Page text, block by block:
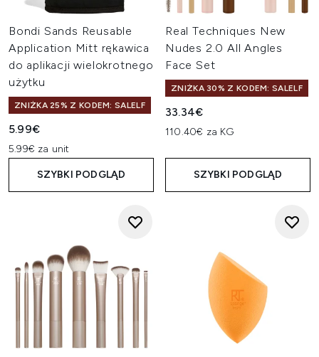
Bondi Sands Reusable
Application Mitt rękawica
do aplikacji wielokrotnego
użytku
ZNIŻKA 25% Z KODEM: SALELF
5.99€
5.99€ za unit
SZYBKI PODGLĄD
Real Techniques New
Nudes 2.0 All Angles
Face Set
ZNIŻKA 30% Z KODEM: SALELF
33.34€
110.40€ za KG
SZYBKI PODGLĄD